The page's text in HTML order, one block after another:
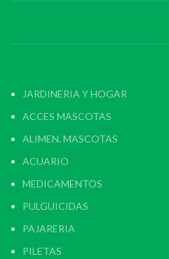
JARDINERIA Y HOGAR
ACCES MASCOTAS
ALIMEN. MASCOTAS
ACUARIO
MEDICAMENTOS
PULGUICIDAS
PAJARERIA
PILETAS